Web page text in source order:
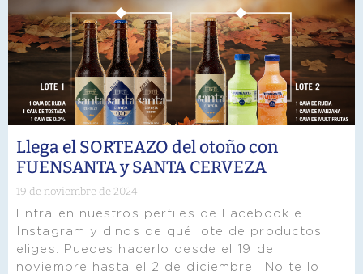
Llega el SORTEAZO del otoño con
FUENSANTA y SANTA CERVEZA
19 de noviembre de 2024
Entra en nuestros perfiles de Facebook e
Instagram y dinos de qué lote de productos
eliges. Puedes hacerlo desde el 19 de
noviembre hasta el 2 de diciembre. ¡No te lo